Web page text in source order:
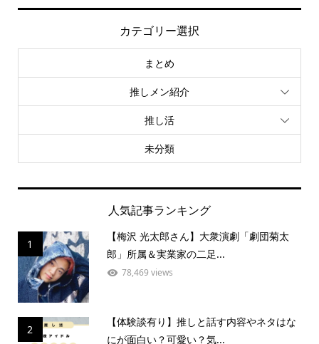
カテゴリー選択
まとめ
推しメン紹介
推し活
未分類
人気記事ランキング
1
【梅沢 光太郎さん】大衆演劇「劇団菊太
郎」所属＆実業家の二足...
78,469 views
2
【体験談有り】推しと話す内容やネタはな
にが面白い？可愛い？気...